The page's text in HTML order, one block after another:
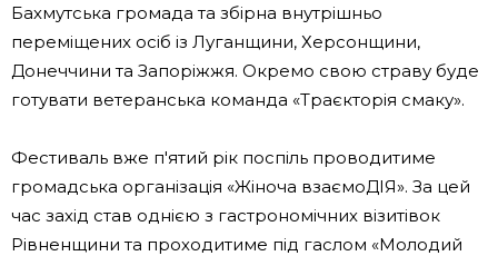
Бахмутська громада та збірна внутрішньо
переміщених осіб із Луганщини, Херсонщини,
Донеччини та Запоріжжя. Окремо свою страву буде
готувати ветеранська команда «Траєкторія смаку».
Фестиваль вже п'ятий рік поспіль проводитиме
громадська організація «Жіноча взаємоДІЯ». За цей
час захід став однією з гастрономічних візитівок
Рівненщини та проходитиме під гаслом «Молодий